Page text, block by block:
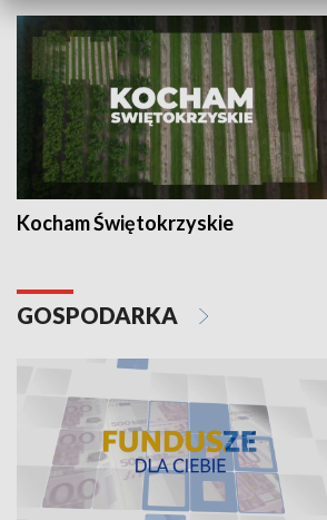
Kocham Świętokrzyskie
GOSPODARKA